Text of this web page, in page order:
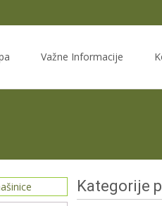
Važne Informacije
Kategorije